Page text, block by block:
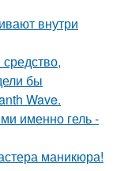
внутри
бы
Wave.
именно гель -
маникюра!